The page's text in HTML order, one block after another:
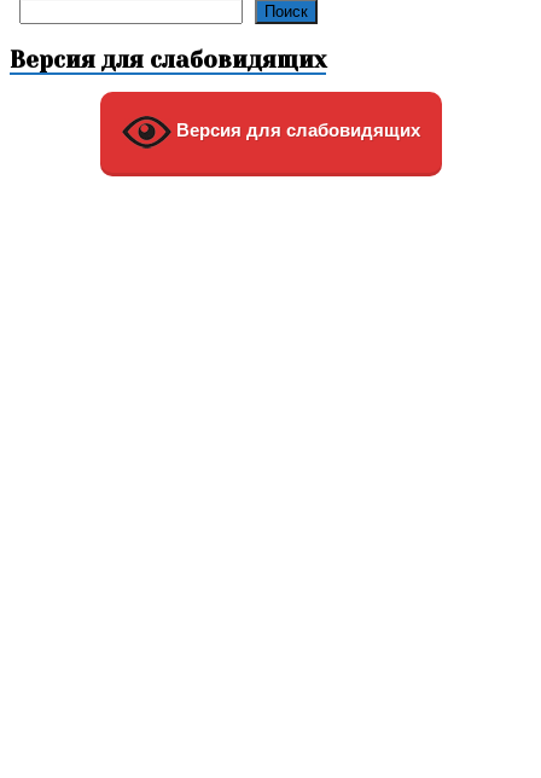
Поиск
Версия для слабовидящих
Версия для слабовидящих